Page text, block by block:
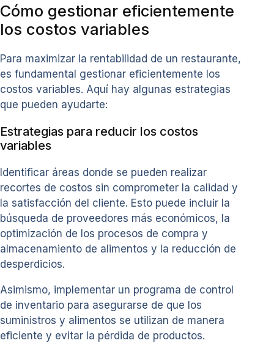
Cómo gestionar eficientemente
los costos variables
Para maximizar la rentabilidad de un restaurante,
es fundamental gestionar eficientemente los
costos variables. Aquí hay algunas estrategias
que pueden ayudarte:
Estrategias para reducir los costos
variables
Identificar áreas donde se pueden realizar
recortes de costos sin comprometer la calidad y
la satisfacción del cliente. Esto puede incluir la
búsqueda de proveedores más económicos, la
optimización de los procesos de compra y
almacenamiento de alimentos y la reducción de
desperdicios.
Asimismo, implementar un programa de control
de inventario para asegurarse de que los
suministros y alimentos se utilizan de manera
eficiente y evitar la pérdida de productos.